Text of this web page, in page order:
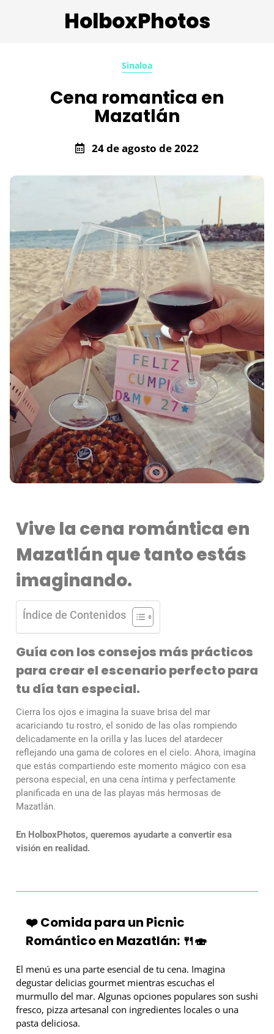
HolboxPhotos
Sinaloa
Cena romantica en
Mazatlán
24 de agosto de 2022
Vive la cena romántica en
Mazatlán que tanto estás
imaginando.
Índice de Contenidos
Guía con los consejos más prácticos
para crear el escenario perfecto para
tu día tan especial.
Cierra los ojos e imagina la suave brisa del mar
acariciando tu rostro, el sonido de las olas rompiendo
delicadamente en la orilla y las luces del atardecer
reflejando una gama de colores en el cielo. Ahora, imagina
que estás compartiendo este momento mágico con esa
persona especial, en una cena íntima y perfectamente
planificada en una de las playas más hermosas de
Mazatlán.
En HolboxPhotos, queremos ayudarte a convertir esa
visión en realidad.
❤️ Comida para un Picnic
Romántico en Mazatlán: 🍴🍣
El menú es una parte esencial de tu cena. Imagina
degustar delicias gourmet mientras escuchas el
murmullo del mar. Algunas opciones populares son sushi
fresco, pizza artesanal con ingredientes locales o una
pasta deliciosa.